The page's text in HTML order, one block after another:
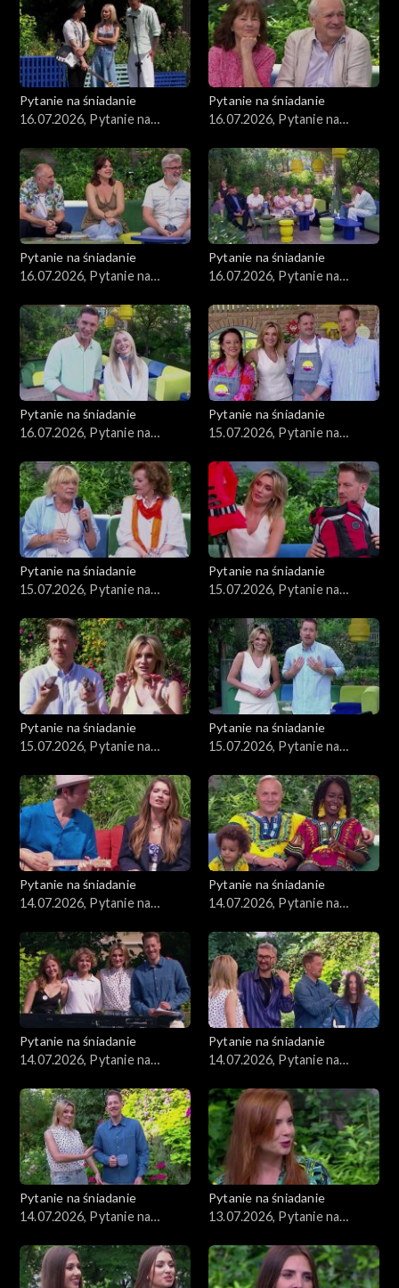
Pytanie na śniadanie
16.07.2026, Pytanie na
Pytanie na śniadanie
16.07.2026, Pytanie na
Pytanie na śniadanie
16.07.2026, Pytanie na
Pytanie na śniadanie
16.07.2026, Pytanie na
Pytanie na śniadanie
16.07.2026, Pytanie na
Pytanie na śniadanie
15.07.2026, Pytanie na
Pytanie na śniadanie
15.07.2026, Pytanie na
Pytanie na śniadanie
15.07.2026, Pytanie na
Pytanie na śniadanie
15.07.2026, Pytanie na
Pytanie na śniadanie
15.07.2026, Pytanie na
Pytanie na śniadanie
14.07.2026, Pytanie na
Pytanie na śniadanie
14.07.2026, Pytanie na
Pytanie na śniadanie
14.07.2026, Pytanie na
Pytanie na śniadanie
14.07.2026, Pytanie na
Pytanie na śniadanie
14.07.2026, Pytanie na
Pytanie na śniadanie
13.07.2026, Pytanie na